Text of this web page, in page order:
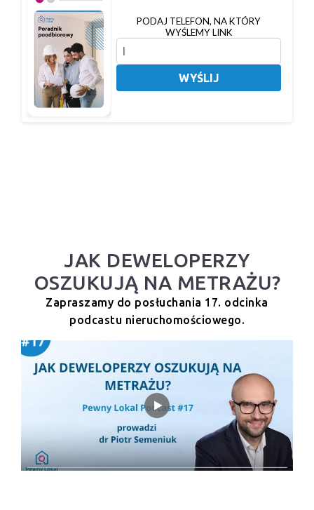
PODAJ TELEFON, NA KTÓRY
WYŚLEMY LINK
WYŚLIJ
JAK DEWELOPERZY
OSZUKUJĄ NA METRAŻU?
Zapraszamy do posłuchania 17. odcinka
podcastu nieruchomościowego.